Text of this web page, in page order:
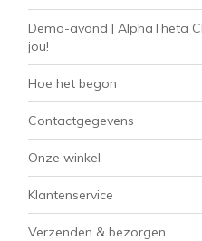
Demo-avond | AlphaTheta
jou!
Hoe het begon
Contactgegevens
Onze winkel
Klantenservice
Verzenden & bezorgen